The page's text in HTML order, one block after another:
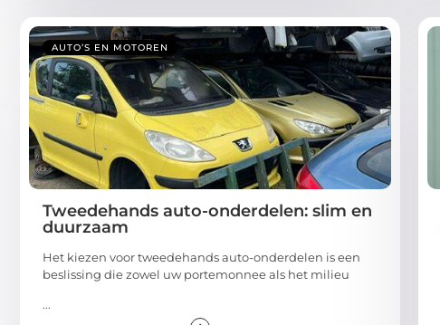
AUTO’S EN MOTOREN
Tweedehands auto-onderdelen: slim en
duurzaam
Het kiezen voor tweedehands auto-onderdelen is een
beslissing die zowel uw portemonnee als het milieu
...